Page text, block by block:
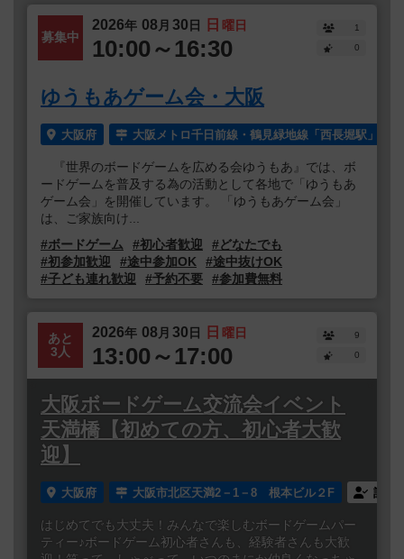
募集中
2026年 08 月 30日 日 曜日
10:00～16:30
1
0
ゆうもあゲーム会・大阪
大阪府 大阪メトロ千日前線・鶴見緑地線「西長堀駅」よ
『世界のボードゲームを広める会ゆうもあ』では、ボ
ードゲームを普及する為の活動として各地で「ゆうもあ
ゲーム会」を開催しています。 「ゆうもあゲーム会」
は、ご家族向け...
#ボードゲーム
#初心者歓迎
#どなたでも
#初参加歓迎
#途中参加OK
#途中抜けOK
#子ども連れ歓迎
#予約不要 #参加費無料
あと
3人
2026年 08 月 30日 日 曜日
13:00～17:00
9
0
大阪ボードゲーム交流会イベント
天満橋【初めての方、初心者大歓
迎】
大阪府 大阪市北区天満2－1－8 根本ビル２F 誰で
はじめてでも大丈夫！みんなで楽しむボードゲームパー
ティー♪ボードゲーム初心者さんも、経験者さんも大歓